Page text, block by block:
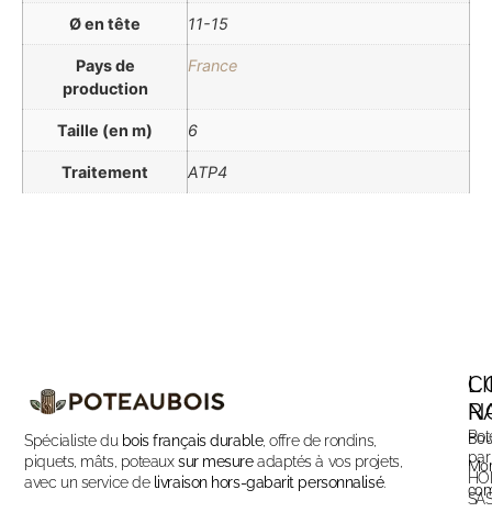
Ø en tête 11-15
Pays de
production
France
Taille (en m) 6
Traitement ATP4
Spécialiste du bois français durable, offre de rondins,
piquets, mâts, poteauxsur mesureadaptés à vos projets,
avec un service de livraison hors-gabarit personnalisé.
par